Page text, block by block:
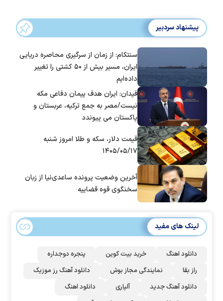
پیشنهاد سردبیر
سنتکام: از زمان از سرگیری محاصره دریایی
ایران، مسیر بیش از ۵۰ کشتی را تغییر
داده‌ایم
فیدان: ایران هدف پیمان دفاعی مکه
نیست/مصر به جمع ترکیه، عربستان و
پاکستان می پیوندد
قیمت دلار، سکه و طلا امروز شنبه
۱۴۰۵/۰۵/۱۷
آخرین وضعیت پرونده ساعدی‌نیا از زبان
سخنگوی قوه قضاییه
لینک های مفید
دانلود اهنگ خرید بیت کوین
پنجره دوجداره
راز بقا
نمایندگی مجاز بوش
دانلود آهنگ رز‌ موزیک
دانلود آهنگ جدید
آلپاری
دانلود اهنگ